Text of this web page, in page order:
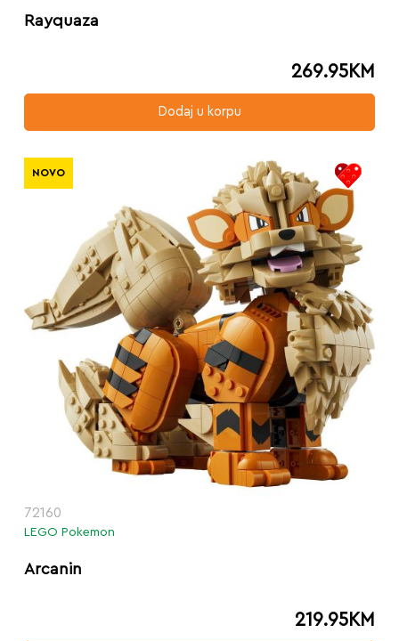
Rayquaza
269.95KM
Dodaj u korpu
72160
LEGO Pokemon
Arcanin
219.95KM
NOVO